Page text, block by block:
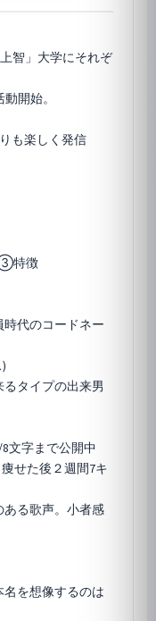
智」大学にそれぞ
開始。
も楽しく発信
特徴
代のコードネー
タイプの出来男
文字まで公開中
せた後２週間7キ
る歌声。小者感
を想像するのは